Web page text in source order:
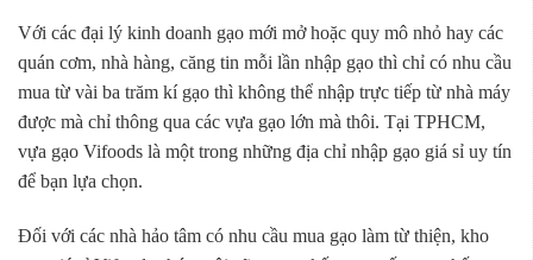
Với các đại lý kinh doanh gạo mới mở hoặc quy mô nhỏ hay các
quán cơm, nhà hàng, căng tin mỗi lần nhập gạo thì chỉ có nhu cầu
mua từ vài ba trăm kí gạo thì không thể nhập trực tiếp từ nhà máy
được mà chỉ thông qua các vựa gạo lớn mà thôi. Tại TPHCM,
vựa gạo Vifoods là một trong những địa chỉ nhập gạo giá sỉ uy tín
để bạn lựa chọn.
Đối với các nhà hảo tâm có nhu cầu mua gạo làm từ thiện, kho